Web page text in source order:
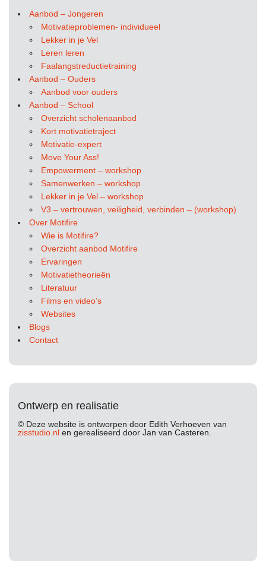
Aanbod – Jongeren
Motivatieproblemen- individueel
Lekker in je Vel
Leren leren
Faalangstreductietraining
Aanbod – Ouders
Aanbod voor ouders
Aanbod – School
Overzicht scholenaanbod
Kort motivatietraject
Motivatie-expert
Move Your Ass!
Empowerment – workshop
Samenwerken – workshop
Lekker in je Vel – workshop
V3 – vertrouwen, veiligheid, verbinden – (workshop)
Over Motifire
Wie is Motifire?
Overzicht aanbod Motifire
Ervaringen
Motivatietheorieën
Literatuur
Films en video’s
Websites
Blogs
Contact
Ontwerp en realisatie
© Deze website is ontworpen door Edith Verhoeven van
zisstudio.nl en gerealiseerd door Jan van Casteren.